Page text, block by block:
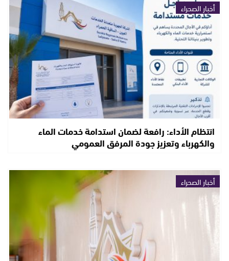
أخبار الصحراء
انتظام الأداء: رافعة لضمان استدامة خدمات الماء
والكهرباء وتعزيز جودة المرفق العمومي
أخبار الصحراء